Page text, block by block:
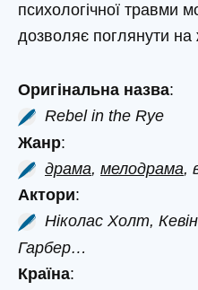
психологічної травми
дозволяє поглянути
Оригінальна назва:
Rebel in the Rye
Жанр:
драма, мелодрама,
Актори:
Ніколас Холт,
Гарбер…
Країна: